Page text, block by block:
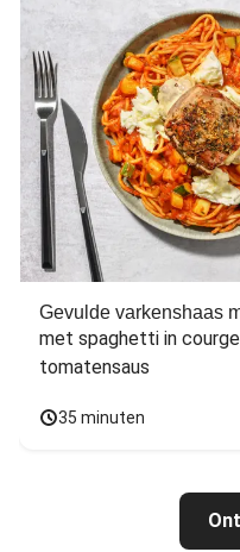
Gevulde varkenshaas
met spaghetti in
tomatensaus
35 minuten